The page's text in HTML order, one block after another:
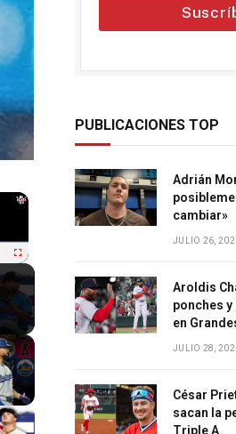
×
Fullscreen
PUBLICACIONES TOP
Adrián
cambiar»
JULIO 26,
Aroldis
ponches
en
JULIO 28,
César
sacan la
Triple A